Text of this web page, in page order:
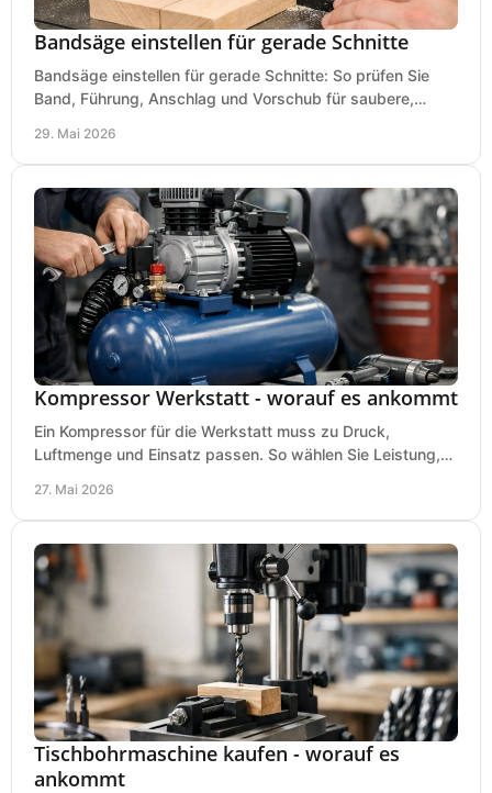
Bandsäge einstellen für gerade Schnitte
Bandsäge einstellen für gerade Schnitte: So prüfen Sie
Band, Führung, Anschlag und Vorschub für saubere,
29. Mai 2026
Kompressor Werkstatt - worauf es ankommt
Ein Kompressor für die Werkstatt muss zu Druck,
Luftmenge und Einsatz passen. So wählen Sie Leistung,
27. Mai 2026
Tischbohrmaschine kaufen - worauf es
ankommt